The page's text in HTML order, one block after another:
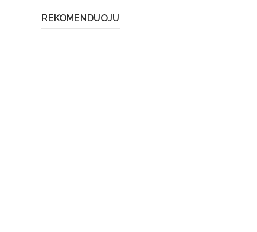
REKOMENDUOJU